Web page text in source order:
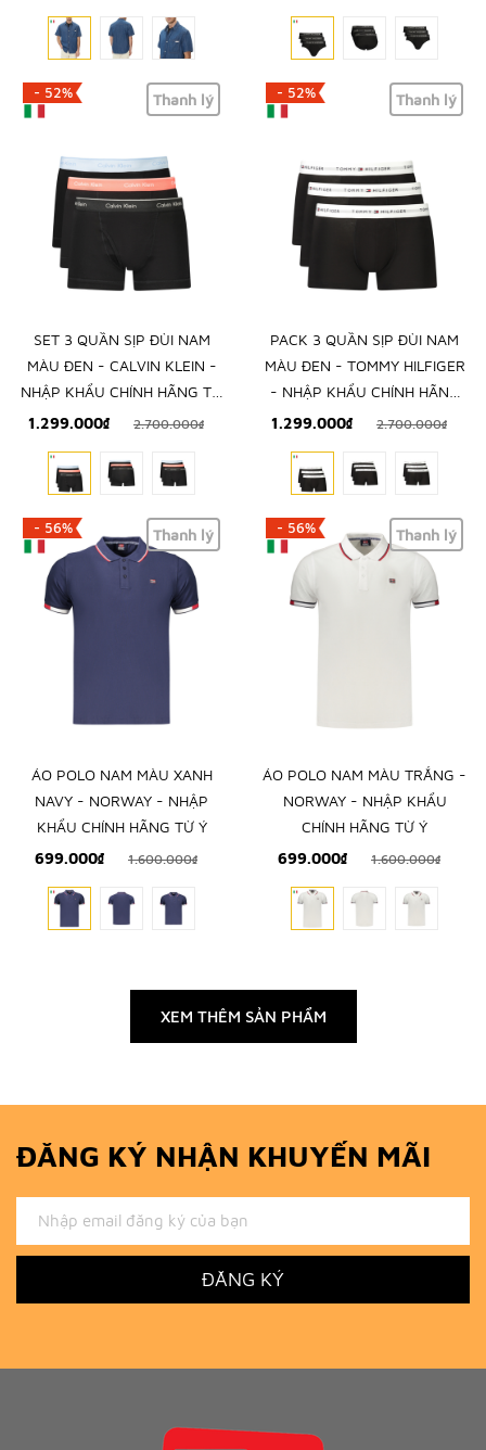
- 52% Thanh lý
SET 3 QUẦN SỊP ĐÙI NAM
MÀU ĐEN - CALVIN KLEIN -
NHẬP KHẨU CHÍNH HÃNG TỪ
1.299.000₫ 2.700.000₫
- 52% Thanh lý
PACK 3 QUẦN SỊP ĐÙI NAM
MÀU ĐEN - TOMMY HILFIGER
- NHẬP KHẨU CHÍNH HÃNG
TỪ Ý
1.299.000₫ 2.700.000₫
- 56% Thanh lý
ÁO POLO NAM MÀU XANH
NAVY - NORWAY - NHẬP
KHẨU CHÍNH HÃNG TỪ Ý
699.000₫
1.600.000₫
- 56% Thanh lý
ÁO POLO NAM MÀU TRẮNG -
NORWAY - NHẬP KHẨU
CHÍNH HÃNG TỪ Ý
699.000₫
1.600.000₫
XEM THÊM SẢN PHẨM
ĐĂNG KÝ NHẬN KHUYẾN MÃI
ĐĂNG KÝ